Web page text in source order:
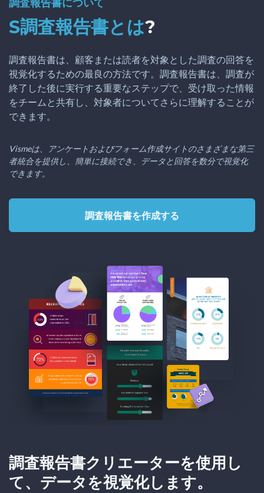
調査報告書について
S調査報告書とは?
調査報告書は、顧客または読者を対象とした調査の回答を
視覚化するための最良の方法です。調査報告書は、調査が
終了した後に実行する重要なステップで、受け取った情報
をチームと共有し、対象者についてさらに理解することが
できます。
Vismeは、アンケートおよびフォーム作成サイトのさまざまな第三
者統合を提供し、簡単に接続でき、データと回答を数分で視覚化
できます。
調査報告書を作成する
調査報告書クリエーターを使用し
て、データを視覚化します。